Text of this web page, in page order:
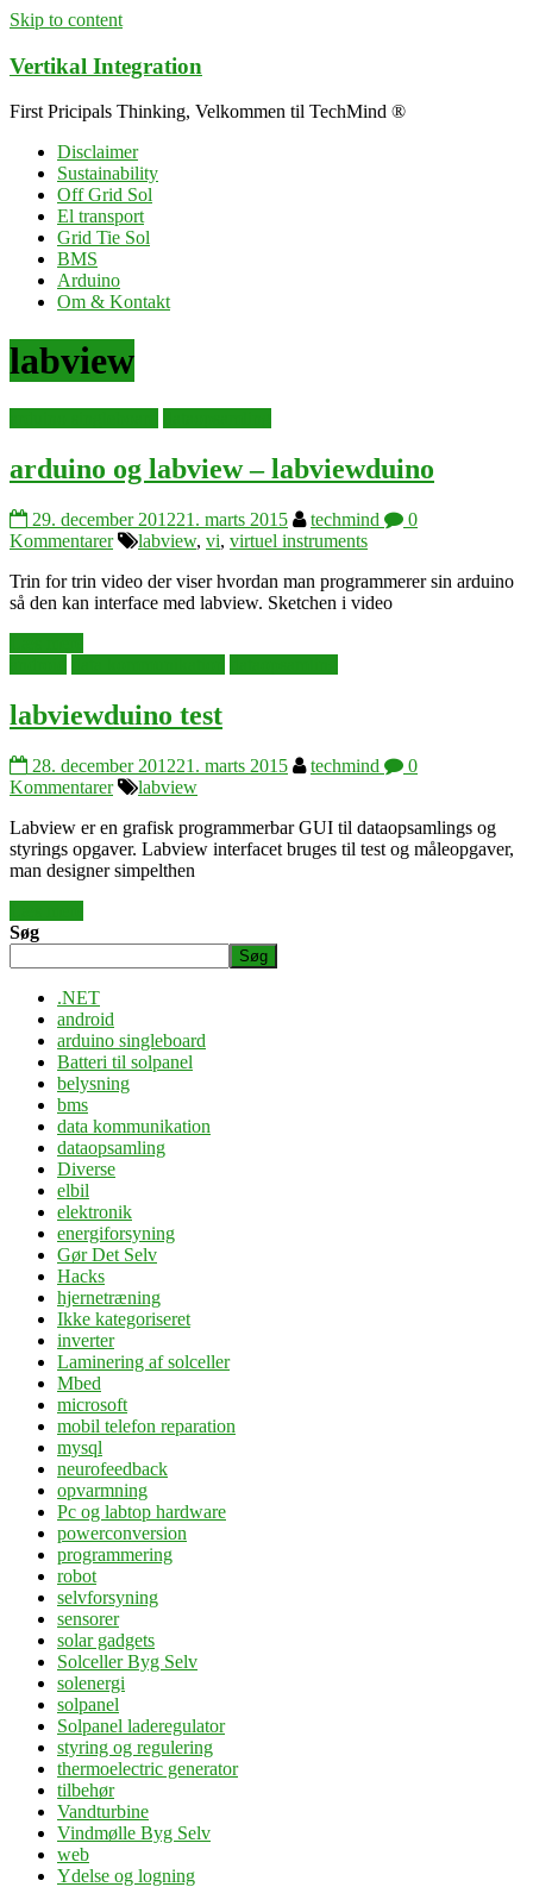
Skip to content
Vertikal Integration
First Pricipals Thinking, Velkommen til TechMind ®
Disclaimer
Sustainability
Off Grid Sol
El transport
Grid Tie Sol
BMS
Arduino
Om & Kontakt
labview
arduino og labview – labviewduino
29. december 201221. marts 2015 techmind
0
Kommentarer
labview, vi, virtuel instruments
Trin for trin video der viser hvordan man programmerer sin arduino
så den kan interface med labview. Sketchen i video
labviewduino test
28. december 201221. marts 2015 techmind
0
Kommentarer
labview
Labview er en grafisk programmerbar GUI til dataopsamlings og
styrings opgaver. Labview interfacet bruges til test og måleopgaver,
man designer simpelthen
Søg
Søg
.NET
android
arduino singleboard
Batteri til solpanel
belysning
bms
data kommunikation
dataopsamling
Diverse
elbil
elektronik
energiforsyning
Gør Det Selv
Hacks
hjernetræning
Ikke kategoriseret
inverter
Laminering af solceller
Mbed
microsoft
mobil telefon reparation
mysql
neurofeedback
opvarmning
Pc og labtop hardware
powerconversion
programmering
robot
selvforsyning
sensorer
solar gadgets
Solceller Byg Selv
solenergi
solpanel
Solpanel laderegulator
styring og regulering
thermoelectric generator
tilbehør
Vandturbine
Vindmølle Byg Selv
web
Ydelse og logning